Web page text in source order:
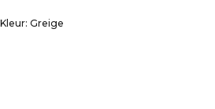
Kleur: Greige